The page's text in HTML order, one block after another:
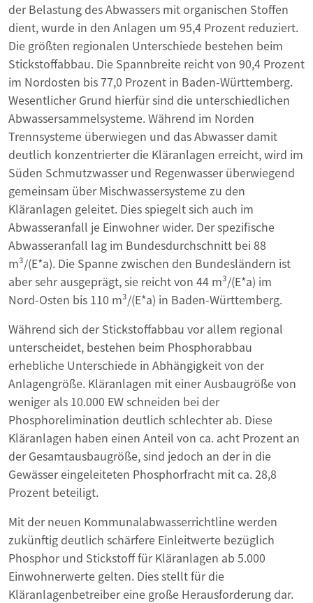
der Belastung des Abwassers mit organischen Stoffen
dient, wurde in den Anlagen um 95,4 Prozent reduziert.
Die größten regionalen Unterschiede bestehen beim
Stickstoffabbau. Die Spannbreite reicht von 90,4 Prozent
im Nordosten bis 77,0 Prozent in Baden-Württemberg.
Wesentlicher Grund hierfür sind die unterschiedlichen
Abwassersammelsysteme. Während im Norden
Trennsysteme überwiegen und das Abwasser damit
deutlich konzentrierter die Kläranlagen erreicht, wird im
Süden Schmutzwasser und Regenwasser überwiegend
gemeinsam über Mischwassersysteme zu den
Kläranlagen geleitet. Dies spiegelt sich auch im
Abwasseranfall je Einwohner wider. Der spezifische
Abwasseranfall lag im Bundesdurchschnitt bei 88
m³/(E*a). Die Spanne zwischen den Bundesländern ist
aber sehr ausgeprägt, sie reicht von 44 m³/(E*a) im
Nord-Osten bis 110 m³/(E*a) in Baden-Württemberg.
Während sich der Stickstoffabbau vor allem regional
unterscheidet, bestehen beim Phosphorabbau
erhebliche Unterschiede in Abhängigkeit von der
Anlagengröße. Kläranlagen mit einer Ausbaugröße von
weniger als 10.000 EW schneiden bei der
Phosphorelimination deutlich schlechter ab. Diese
Kläranlagen haben einen Anteil von ca. acht Prozent an
der Gesamtausbaugröße, sind jedoch an der in die
Gewässer eingeleiteten Phosphorfracht mit ca. 28,8
Prozent beteiligt.
Mit der neuen Kommunalabwasserrichtline werden
zukünftig deutlich schärfere Einleitwerte bezüglich
Phosphor und Stickstoff für Kläranlagen ab 5.000
Einwohnerwerte gelten. Dies stellt für die
Kläranlagenbetreiber eine große Herausforderung dar.